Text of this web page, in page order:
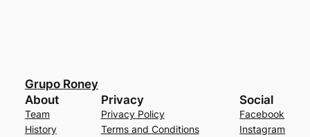
Grupo Roney
About
Team
History
Privacy
Privacy Policy
Terms and Conditions
Social
Facebook
Instagram